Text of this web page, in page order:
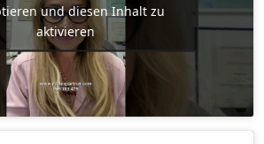
und diesen Inhalt zu
aktivieren